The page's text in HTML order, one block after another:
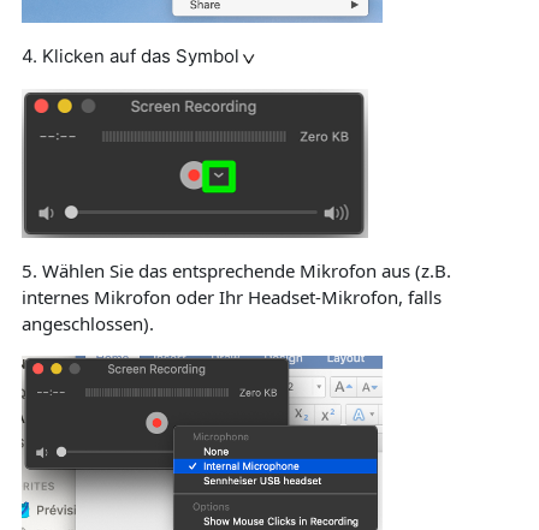
4. Klicken auf das Symbol
5. Wählen Sie das entsprechende Mikrofon aus (z.B.
internes Mikrofon oder Ihr Headset-Mikrofon, falls
angeschlossen).